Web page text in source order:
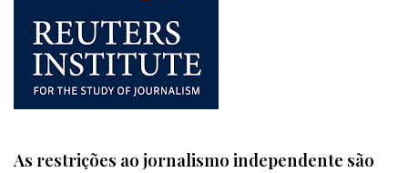
As restrições ao jornalismo independente são